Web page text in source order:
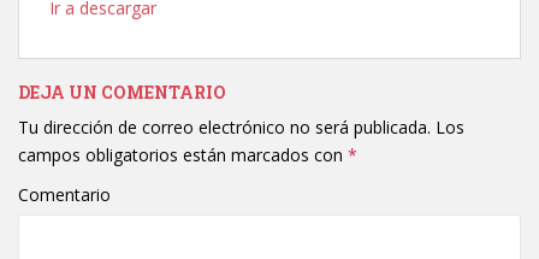
audio
Ir a descargar
DEJA UN COMENTARIO
Tu dirección de correo electrónico no será publicada. Los
campos obligatorios están marcados con *
Comentario